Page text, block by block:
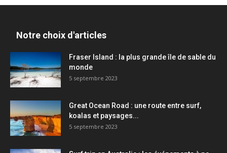
Notre choix d'articles
Fraser Island : la plus grande île de sable du
monde
5 septembre 2023
Great Ocean Road : une route entre surf,
koalas et paysages...
5 septembre 2023